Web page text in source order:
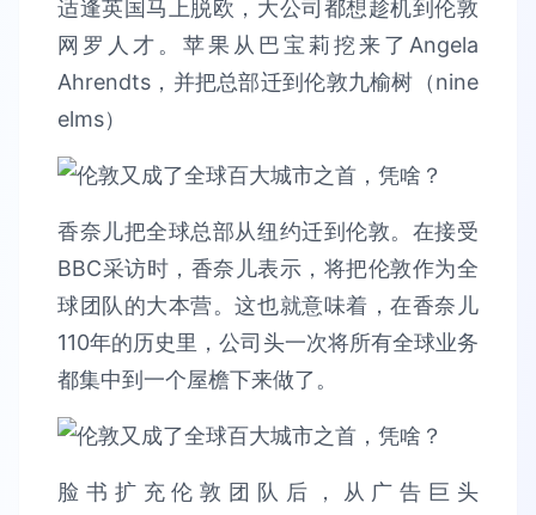
适逢英国马上脱欧，大公司都想趁机到伦敦
网罗人才。苹果从巴宝莉挖来了Angela
Ahrendts，并把总部迁到伦敦九榆树（nine
elms）
香奈儿把全球总部从纽约迁到伦敦。在接受
BBC采访时，香奈儿表示，将把伦敦作为全
球团队的大本营。这也就意味着，在香奈儿
110年的历史里，公司头一次将所有全球业务
都集中到一个屋檐下来做了。
脸书扩充伦敦团队后，从广告巨头